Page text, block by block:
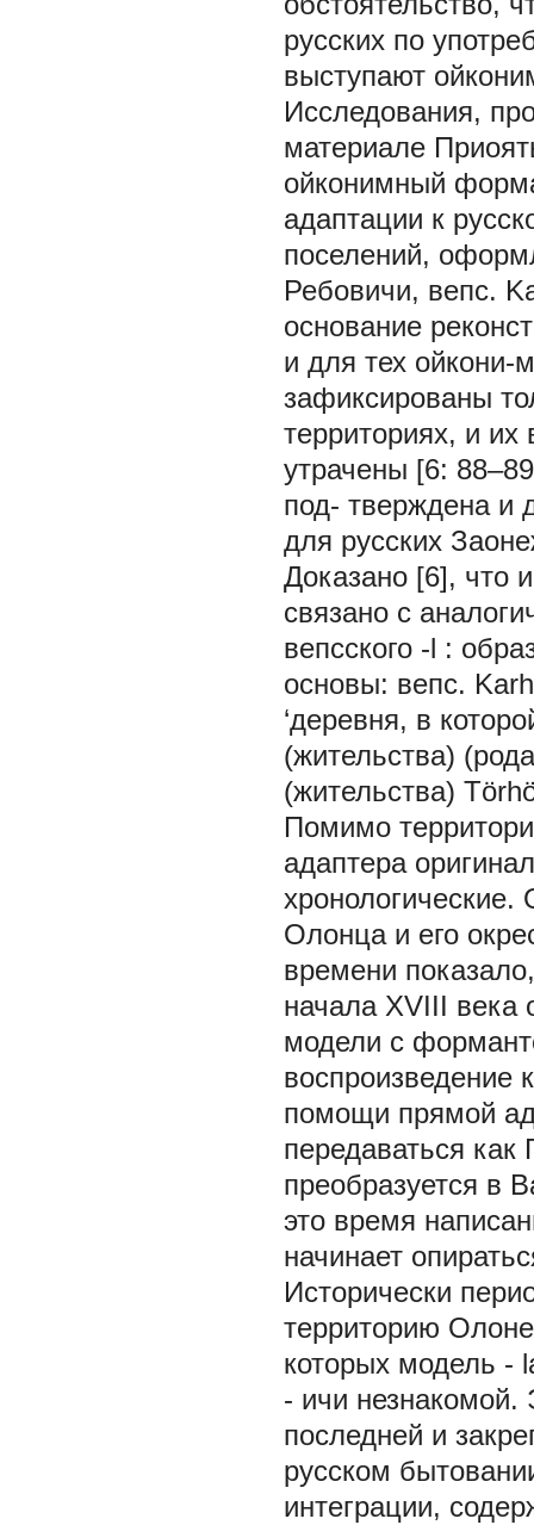
русских по
выступают
Исследования,
материале
ойконимный
адаптации к
поселений,
Ребовичи, вепс.
основание
и для тех
зафиксированы
территориях, и
утрачены [6:
под- тверждена и
для русских
Доказано [6], что
связано с
вепсского -l :
основы: вепс.
‘деревня, в
(жительства)
(жительства)
Помимо
адаптера
хронологические.
Олонца и его
времени
начала XVIII века
модели с
воспроизведение
помощи прямой
передаваться как
преобразуется в
это время
начинает
Исторически
территорию
которых модель -
- ичи незнакомой.
последней и
русском
интеграции,